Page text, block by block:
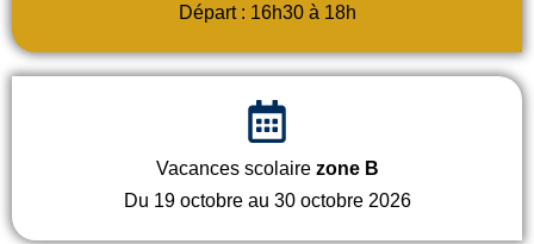
Départ : 16h30 à 18h
Vacances scolaire zone B
Du 19 octobre au 30 octobre 2026